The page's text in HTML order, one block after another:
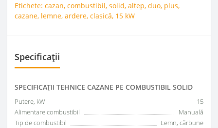
Etichete: cazan, combustibil, solid, altep, duo, plus,
cazane, lemne, ardere, clasică, 15 kW
Specificații
SPECIFICAŢII TEHNICE СAZANE PE COMBUSTIBIL SOLID
Putere, kW
15
Alimentare combustibil
Manuală
Tip de combustibil
Lemn, cărbune